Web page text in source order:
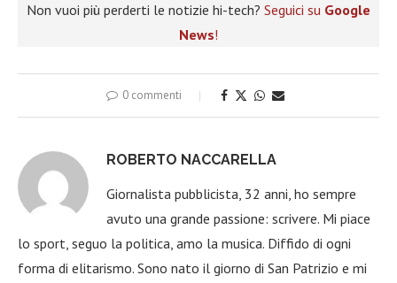
Non vuoi più perderti le notizie hi-tech? Seguici su Google
News!
0 commenti
ROBERTO NACCARELLA
Giornalista pubblicista, 32 anni, ho sempre
avuto una grande passione: scrivere. Mi piace
lo sport, seguo la politica, amo la musica. Diffido di ogni
forma di elitarismo. Sono nato il giorno di San Patrizio e mi